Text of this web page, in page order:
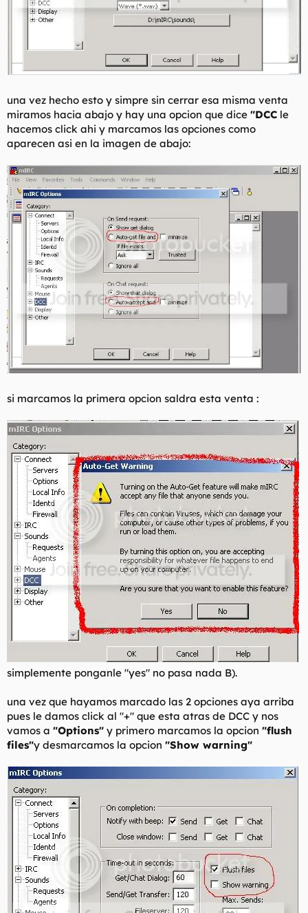
una vez hecho esto y simpre sin cerrar esa misma venta
miramos hacia abajo y hay una opcion que dice "DCC le
hacemos click ahi y marcamos las opciones como
aparecen asi en la imagen de abajo:
si marcamos la primera opcion saldra esta venta :
simplemente ponganle "yes" no pasa nada B).
una vez que hayamos marcado las 2 opciones aya arriba
pues le damos click al "+" que esta atras de DCC y nos
vamos a "Options" y primero marcamos la opcion "flush
files"y desmarcamos la opcion "Show warning"